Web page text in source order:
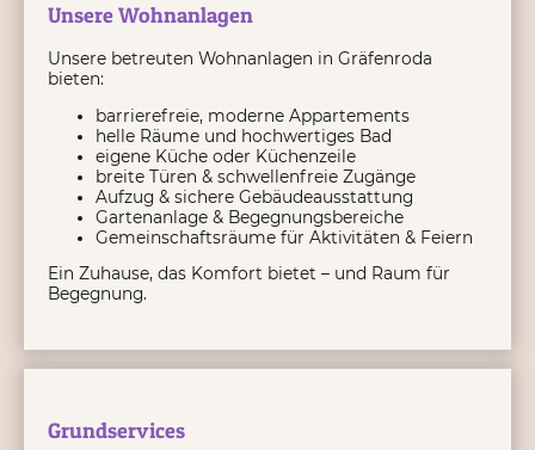
Unsere Wohnanlagen
Unsere betreuten Wohnanlagen in Gräfenroda
bieten:
barrierefreie, moderne Appartements
helle Räume und hochwertiges Bad
eigene Küche oder Küchenzeile
breite Türen & schwellenfreie Zugänge
Aufzug & sichere Gebäudeausstattung
Gartenanlage & Begegnungsbereiche
Gemeinschaftsräume für Aktivitäten & Feiern
Ein Zuhause, das Komfort bietet – und Raum für
Begegnung.
Grundservices